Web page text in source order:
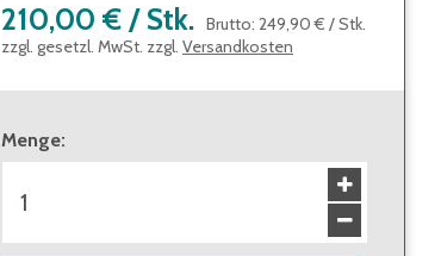
210,00 € / Stk. Brutto: 249,90 € /Stk.
zzgl. gesetzl. MwSt. zzgl. Versandkosten
Menge: